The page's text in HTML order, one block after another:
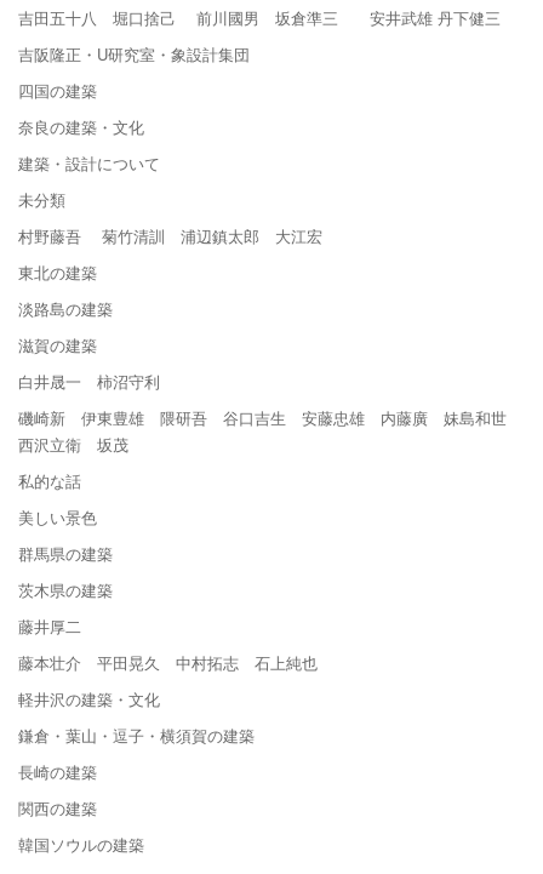
吉田五十八 堀口捨己 前川國男 坂倉準三 安井武雄 丹下健三
吉阪隆正・U研究室・象設計集団
四国の建築
奈良の建築・文化
建築・設計について
未分類
村野藤吾 菊竹清訓 浦辺鎮太郎 大江宏
東北の建築
淡路島の建築
滋賀の建築
白井晟一 柿沼守利
磯崎新 伊東豊雄 隈研吾 谷口吉生 安藤忠雄 内藤廣 妹島和世
西沢立衛 坂茂
私的な話
美しい景色
群馬県の建築
茨木県の建築
藤井厚二
藤本壮介 平田晃久 中村拓志 石上純也
軽井沢の建築・文化
鎌倉・葉山・逗子・横須賀の建築
長崎の建築
関西の建築
韓国ソウルの建築